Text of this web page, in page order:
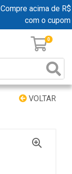
Compre acima de
com o cupom
0
VOLTAR